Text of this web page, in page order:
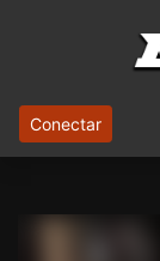
Conectar